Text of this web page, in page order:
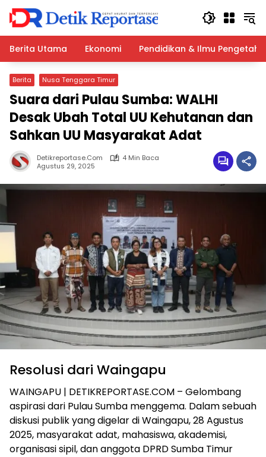
Langsung
konten
Berita Utama
Ekonomi Pendidikan & Ilmu
Berita Nusa Tenggara Timur
Suara dari Pulau Sumba: WALHI
Desak Ubah Total UU Kehutanan dan
Sahkan UU Masyarakat Adat
Detikreportase.com
4 Min Baca
Agustus 29, 2025
Resolusi dari Waingapu
WAINGAPU | DETIKREPORTASE.COM – Gelombang
aspirasi dari Pulau Sumba menggema. Dalam sebuah
diskusi publik yang digelar di Waingapu, 28 Agustus
2025, masyarakat adat, mahasiswa, akademisi,
organisasi sipil, dan anggota DPRD Sumba Timur